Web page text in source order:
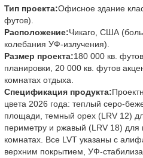
Тип проекта:Офисное здание
футов).
Расположение:Чикаго, США
колебания УФ-излучения).
Размер проекта:180 000 кв.
планировки, 20 000 кв. футов
комнатах отдыха.
Спецификация продукта:
цвета 2026 года: теплый серо-
площади, темный орех (LRV 12)
периметру и ржавый (LRV 18) для
комнатах. Все LVT указаны с
верхним покрытием, УФ-